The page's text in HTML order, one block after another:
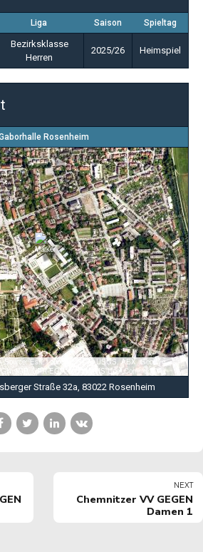
Liga Saison Spieltag
Bezirksklasse
Herren
2025/26 Heimspiel
Rosenheim
Esri, i-cubed, USDA, USGS, AEX, GeoEye,
IGP, UPR-EGP, and the GIS User Community
Straße 32a, 83022 Rosenheim
NEXT
Chemnitzer VV GEGEN
Damen 1